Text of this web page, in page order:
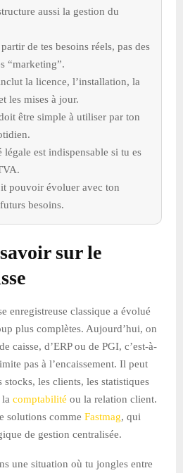
aussi la gestion du
de tes besoins réels, pas des
“marketing”.
la licence, l’installation, la
les mises à jour.
être simple à utiliser par ton
est indispensable si tu es
pouvoir évoluer avec ton
besoins.
sur le
enregistreuse classique a évolué
plus complètes. Aujourd’hui, on
caisse, d’ERP ou de PGI, c’est-à-
pas à l’encaissement. Il peut
stocks, les clients, les statistiques
comptabilité ou la relation client.
solutions comme Fastmag, qui
de gestion centralisée.
une situation où tu jongles entre